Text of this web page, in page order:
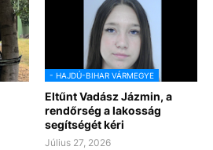
- HAJDÚ-BIHAR VÁRMEGYE
Eltűnt Vadász Jázmin, a
rendőrség a lakosság
segítségét kéri
Július 27, 2026